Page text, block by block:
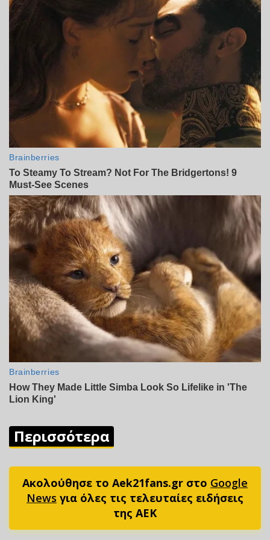
Περισσότερα
Ακολούθησε το Aek21fans.gr στο Google
News για όλες τις τελευταίες ειδήσεις
της ΑΕΚ